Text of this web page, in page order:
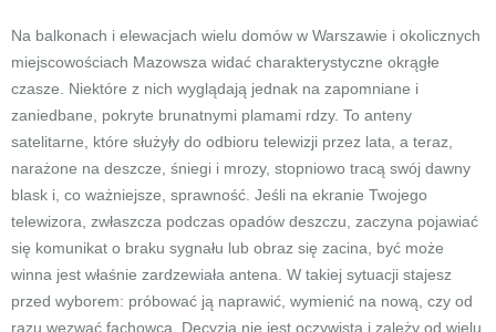
Na balkonach i elewacjach wielu domów w Warszawie i okolicznych
miejscowościach Mazowsza widać charakterystyczne okrągłe
czasze. Niektóre z nich wyglądają jednak na zapomniane i
zaniedbane, pokryte brunatnymi plamami rdzy. To anteny
satelitarne, które służyły do odbioru telewizji przez lata, a teraz,
narażone na deszcze, śniegi i mrozy, stopniowo tracą swój dawny
blask i, co ważniejsze, sprawność. Jeśli na ekranie Twojego
telewizora, zwłaszcza podczas opadów deszczu, zaczyna pojawiać
się komunikat o braku sygnału lub obraz się zacina, być może
winna jest właśnie zardzewiała antena. W takiej sytuacji stajesz
przed wyborem: próbować ją naprawić, wymienić na nową, czy od
razu wezwać fachowca. Decyzja nie jest oczywista i zależy od wielu